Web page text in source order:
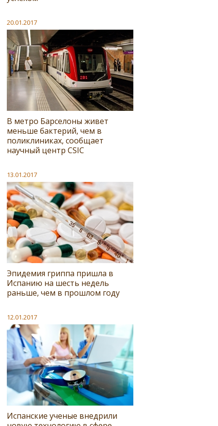
20.01.2017
В метро Барселоны живет
меньше бактерий, чем в
поликлиниках, сообщает
научный центр CSIC
13.01.2017
Эпидемия гриппа пришла в
Испанию на шесть недель
раньше, чем в прошлом году
12.01.2017
Испанские ученые внедрили